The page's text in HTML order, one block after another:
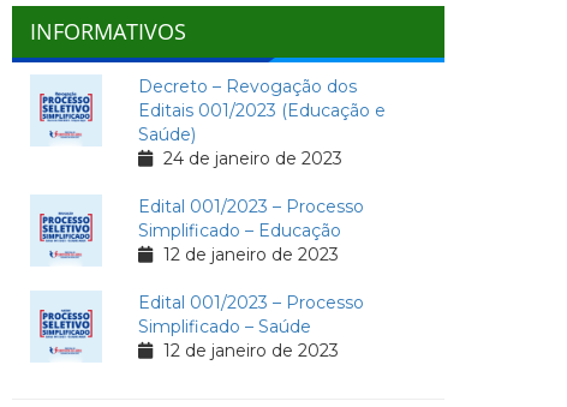
INFORMATIVOS
Decreto – Revogação dos
Editais 001/2023 (Educação e
Saúde)
24 de janeiro de 2023
Edital 001/2023 – Processo
Simplificado – Educação
12 de janeiro de 2023
Edital 001/2023 – Processo
Simplificado – Saúde
12 de janeiro de 2023